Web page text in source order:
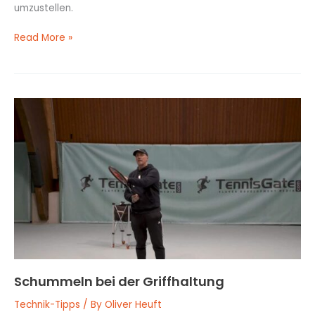
umzustellen.
Read More »
Schummeln bei der Griffhaltung
Technik-Tipps / By Oliver Heuft
Schummeln
bei
Griffhaltung